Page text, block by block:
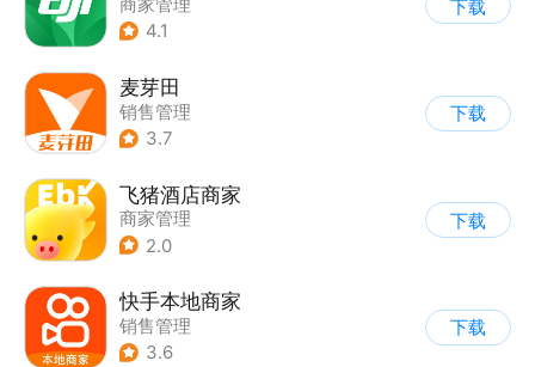
商家管理
4.1
下载
麦芽田
销售管理
3.7
下载
飞猪酒店商家
商家管理
2.0
下载
快手本地商家
销售管理
3.6
下载